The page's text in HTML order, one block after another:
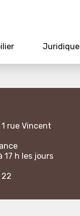
Juridique
rue Vincent
17 h les jours